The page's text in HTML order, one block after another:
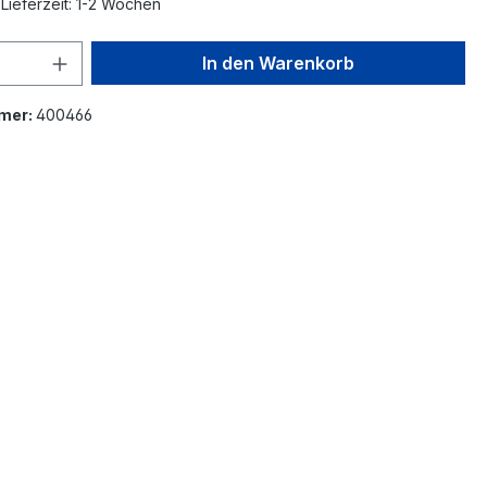
1-2 Wochen
Anzahl: Gib den gewünschten Wert
In den Warenkorb
400466